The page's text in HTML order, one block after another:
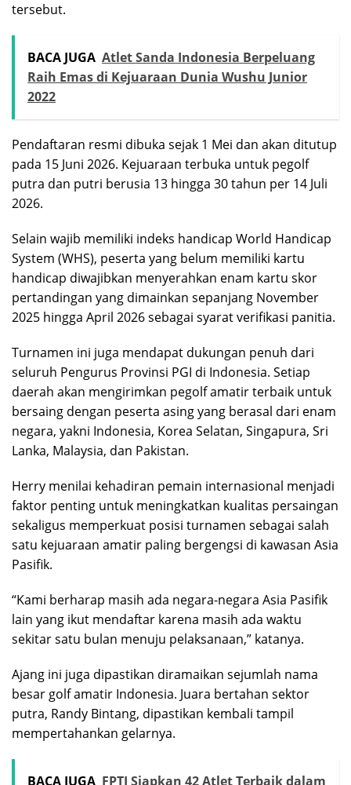
tersebut.
BACA JUGA Atlet Sanda Indonesia Berpeluang
Raih Emas di Kejuaraan Dunia Wushu Junior
2022
Pendaftaran resmi dibuka sejak 1 Mei dan akan ditutup
pada 15 Juni 2026. Kejuaraan terbuka untuk pegolf
putra dan putri berusia 13 hingga 30 tahun per 14 Juli
2026.
Selain wajib memiliki indeks handicap World Handicap
System (WHS), peserta yang belum memiliki kartu
handicap diwajibkan menyerahkan enam kartu skor
pertandingan yang dimainkan sepanjang November
2025 hingga April 2026 sebagai syarat verifikasi panitia.
Turnamen ini juga mendapat dukungan penuh dari
seluruh Pengurus Provinsi PGI di Indonesia. Setiap
daerah akan mengirimkan pegolf amatir terbaik untuk
bersaing dengan peserta asing yang berasal dari enam
negara, yakni Indonesia, Korea Selatan, Singapura, Sri
Lanka, Malaysia, dan Pakistan.
Herry menilai kehadiran pemain internasional menjadi
faktor penting untuk meningkatkan kualitas persaingan
sekaligus memperkuat posisi turnamen sebagai salah
satu kejuaraan amatir paling bergengsi di kawasan Asia
Pasifik.
“Kami berharap masih ada negara-negara Asia Pasifik
lain yang ikut mendaftar karena masih ada waktu
sekitar satu bulan menuju pelaksanaan,” katanya.
Ajang ini juga dipastikan diramaikan sejumlah nama
besar golf amatir Indonesia. Juara bertahan sektor
putra, Randy Bintang, dipastikan kembali tampil
mempertahankan gelarnya.
BACA JUGA FPTI Siapkan 42 Atlet Terbaik dalam